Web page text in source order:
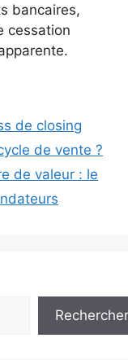
bancaires,
cessation
de closing
de vente ?
de valeur : le
Rechercher